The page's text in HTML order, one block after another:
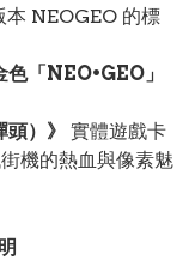
本 NEOGEO 的標
色「NEO•GEO」
）》
實體遊戲卡
機的熱血與像素魅